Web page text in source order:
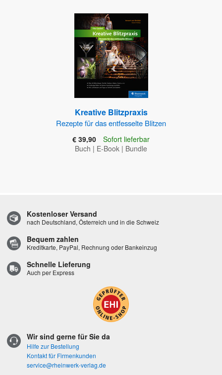
Kreative Blitzpraxis
Rezepte für das entfesselte Blitzen
€ 39,90
Sofort lieferbar
Buch | E-Book | Bundle
Kostenloser Versand
nach Deutschland, Österreich und in die Schweiz
Bequem zahlen
Kreditkarte, PayPal, Rechnung oder Bankeinzug
Schnelle Lieferung
Auch per Express
Wir sind gerne für Sie da
Hilfe zur Bestellung
Kontakt für Firmenkunden
service@rheinwerk-verlag.de